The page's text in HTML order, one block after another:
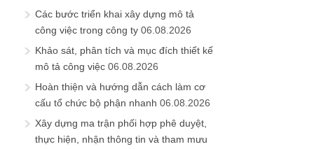
Các bước triển khai xây dựng mô tả
công việc trong công ty 06.08.2026
Khảo sát, phân tích và mục đích thiết kế
mô tả công việc 06.08.2026
Hoàn thiện và hướng dẫn cách làm cơ
cấu tổ chức bộ phận nhanh 06.08.2026
Xây dựng ma trận phối hợp phê duyệt,
thực hiện, nhận thông tin và tham mưu